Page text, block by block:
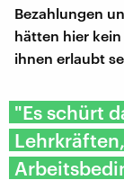
Bezahlungen
hätten hier
ihnen erlaubt
"Es schürt